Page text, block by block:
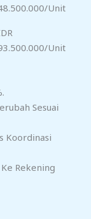
Unit
Unit
Sesuai
Koordinasi
Rekening